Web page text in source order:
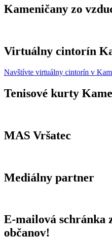
Kameničany zo
Virtuálny cintorín
Navštívte virtuálny cintorín v
Tenisové kurty
MAS Vršatec
Mediálny partner
E-mailová schránka
občanov!